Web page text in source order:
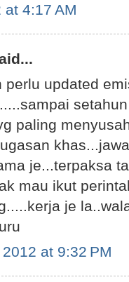
4:17 AM
perlu updated
paling
je...terpaksa
mau ikut
je
at 9:32 PM